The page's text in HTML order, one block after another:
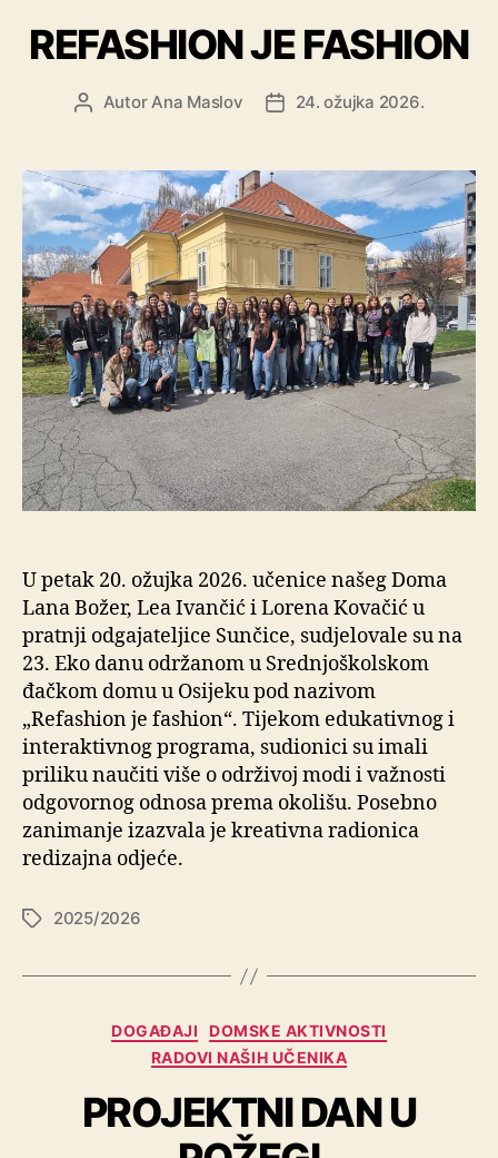
REFASHION JE FASHION
AutorAna Maslov 24. ožujka 2026.
U petak 20. ožujka 2026. učenice našeg Doma
Lana Božer, Lea Ivančić i Lorena Kovačić u
pratnji odgajateljice Sunčice, sudjelovale su na
23. Eko danu održanom u Srednjoškolskom
đačkom domu u Osijeku pod nazivom
„Refashion je fashion“. Tijekom edukativnog i
interaktivnog programa, sudionici su imali
priliku naučiti više o održivoj modi i važnosti
odgovornog odnosa prema okolišu. Posebno
zanimanje izazvala je kreativna radionica
redizajna odjeće.
2025/2026
DOGAĐAJI
DOMSKE AKTIVNOSTI
RADOVI NAŠIH UČENIKA
PROJEKTNI DAN U